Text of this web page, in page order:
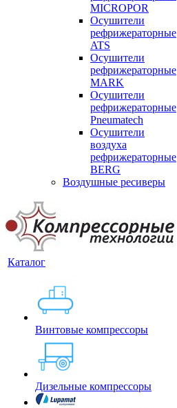
MICROPOR
Осушители
рефрижераторные
ATS
Осушители
рефрижераторные
MARK
Осушители
рефрижераторные
Pneumatech
Осушители
воздуха
рефрижераторные
BERG
Воздушные ресиверы
Каталог
Винтовые компрессоры
Дизельные компрессоры